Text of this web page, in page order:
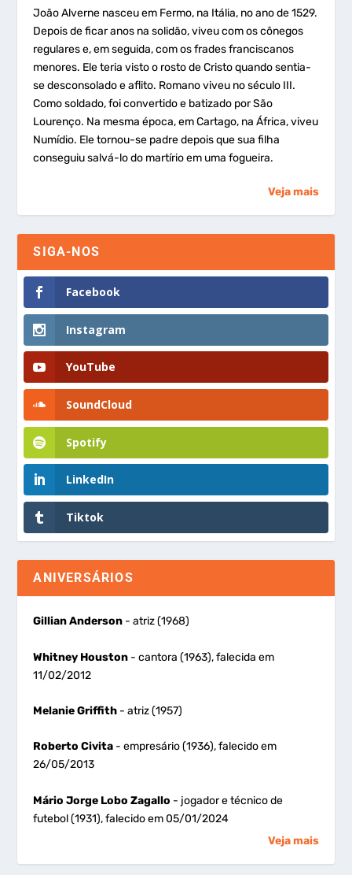
João Alverne nasceu em Fermo, na Itália, no ano de 1529.
Depois de ficar anos na solidão, viveu com os cônegos
regulares e, em seguida, com os frades franciscanos
menores. Ele teria visto o rosto de Cristo quando sentia-
se desconsolado e aflito. Romano viveu no século III.
Como soldado, foi convertido e batizado por São
Lourenço. Na mesma época, em Cartago, na África, viveu
Numídio. Ele tornou-se padre depois que sua filha
conseguiu salvá-lo do martírio em uma fogueira.
Veja mais
SIGA-NOS
Facebook
Instagram
YouTube
SoundCloud
Spotify
LinkedIn
Tiktok
ANIVERSÁRIOS
Gillian Anderson - atriz (1968)
Whitney Houston - cantora (1963), falecida em
11/02/2012
Melanie Griffith - atriz (1957)
Roberto Civita - empresário (1936), falecido em
26/05/2013
Mário Jorge Lobo Zagallo - jogador e técnico de
futebol (1931), falecido em 05/01/2024
Veja mais